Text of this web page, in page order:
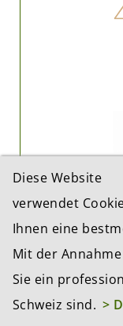
Diese Website
verwendet
Ihnen eine
Mit der
Sie ein
Schweiz sind. >